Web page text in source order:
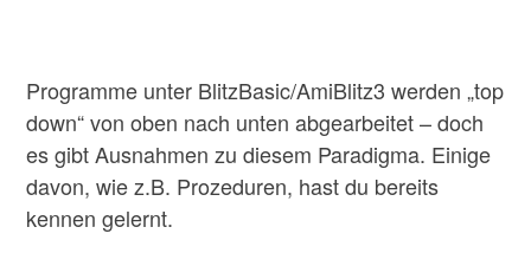
Programme unter BlitzBasic/AmiBlitz3 werden „top
down“ von oben nach unten abgearbeitet – doch
es gibt Ausnahmen zu diesem Paradigma. Einige
davon, wie z.B. Prozeduren, hast du bereits
kennen gelernt.